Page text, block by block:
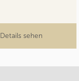
Details sehen